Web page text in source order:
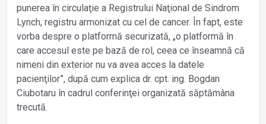
punerea în circulaţie a Registrului Naţional de Sindrom
Lynch, registru armonizat cu cel de cancer. În fapt, este
vorba despre o platformă securizată, „o platformă în
care accesul este pe bază de rol, ceea ce înseamnă că
nimeni din exterior nu va avea acces la datele
pacienţilor”, după cum explica dr. cpt. ing. Bogdan
Ciubotaru în cadrul conferinţei organizată săptămâna
trecută.